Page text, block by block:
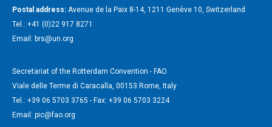
Postal address: Avenue de la Paix 8-14, 1211 Genève 10, Switzerland
Tel.: +41 (0)22 917 8271
Email: brs@un.org
Secretariat of the Rotterdam Convention - FAO
Viale delle Terme di Caracalla, 00153 Rome, Italy
Tel.: +39 06 5703 3765 - Fax: +39 06 5703 3224
Email: pic@fao.org